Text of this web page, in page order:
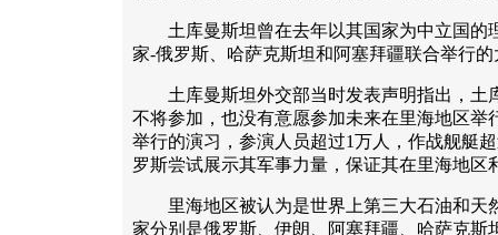
土库曼斯坦曾在去年以其国家为中立国的
家-俄罗斯、哈萨克斯坦和阿塞拜疆联合举行
土库曼斯坦外交部当时发表声明指出，土
不将参加，也没有意愿参加未来在里海地区举
举行的演习，参演人员超过1万人，作战舰艇
罗斯尝试展示其军事力量，保证其在里海地区
里海地区被认为是世界上第三大石油和天
家分别是俄罗斯、伊朗、阿塞拜疆、哈萨克斯